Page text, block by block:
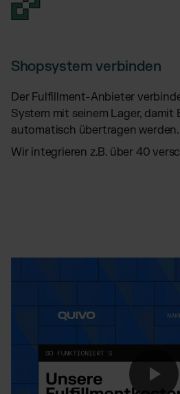
Shopsystem verbinden
Der Fulfillment-Anbieter
System mit seinem Lager, damit
automatisch übertragen werden.
Wir integrieren z.B. über 40